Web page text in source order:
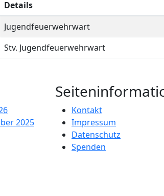
Details
Jugendfeuerwehrwart
Stv. Jugendfeuerwehrwart
2025
Kontakt
Impressum
Datenschutz
Spenden